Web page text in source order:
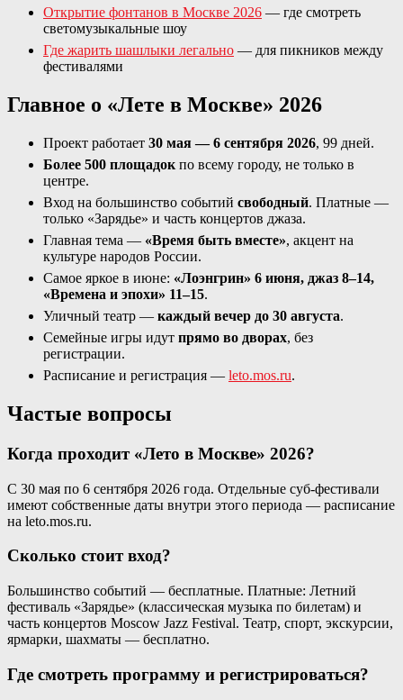
Открытие фонтанов в Москве 2026 — где смотреть
светомузыкальные шоу
Где жарить шашлыки легально — для пикников между
фестивалями
Главное о «Лете в Москве» 2026
Проект работает 30 мая — 6 сентября 2026, 99 дней.
Более 500 площадок по всему городу, не только в
центре.
Вход на большинство событий свободный. Платные —
только «Зарядье» и часть концертов джаза.
Главная тема — «Время быть вместе», акцент на
культуре народов России.
Самое яркое в июне: «Лоэнгрин» 6 июня, джаз 8–14,
«Времена и эпохи» 11–15.
Уличный театр — каждый вечер до 30 августа.
Семейные игры идут прямо во дворах, без
регистрации.
Расписание и регистрация — leto.mos.ru.
Частые вопросы
Когда проходит «Лето в Москве» 2026?
С 30 мая по 6 сентября 2026 года. Отдельные суб-фестивали
имеют собственные даты внутри этого периода — расписание
на leto.mos.ru.
Сколько стоит вход?
Большинство событий — бесплатные. Платные: Летний
фестиваль «Зарядье» (классическая музыка по билетам) и
часть концертов Moscow Jazz Festival. Театр, спорт, экскурсии,
ярмарки, шахматы — бесплатно.
Где смотреть программу и регистрироваться?